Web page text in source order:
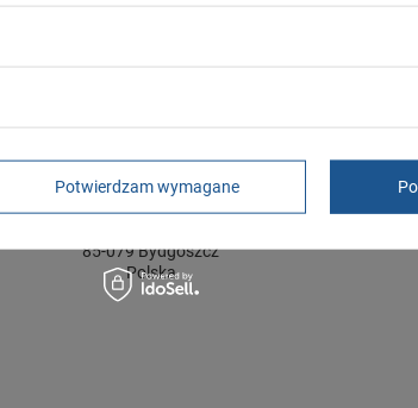
rękojmia wyłączona dla przedsiębiorców
Adres do reklamacji
Butomania.pl
85-079 Bydgoszcz
Polska
Potwierdzam wymagane